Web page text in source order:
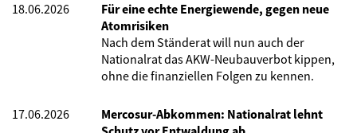
18.06.2026
Für eine echte Energiewende, gegen neue
Atomrisiken
Nach dem Ständerat will nun auch der
Nationalrat das AKW-Neubauverbot kippen,
ohne die finanziellen Folgen zu kennen.
17.06.2026
Mercosur-Abkommen: Nationalrat lehnt